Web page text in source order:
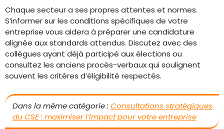
Chaque secteur a ses propres attentes et normes.
S’informer sur les conditions spécifiques de votre
entreprise vous aidera à préparer une candidature
alignée aux standards attendus. Discutez avec des
collègues ayant déjà participé aux élections ou
consultez les anciens procès-verbaux qui soulignent
souvent les critères d’éligibilité respectés.
Dans la même catégorie : Consultations stratégiques
du CSE : maximiser l’impact pour votre entreprise